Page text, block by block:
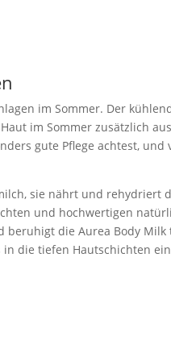
im Sommer. Der
im Sommer zusätzlich
gute Pflege achtest,
sie nährt und rehydriert
und hochwertigen
die Aurea Body
die tiefen Hautschichten